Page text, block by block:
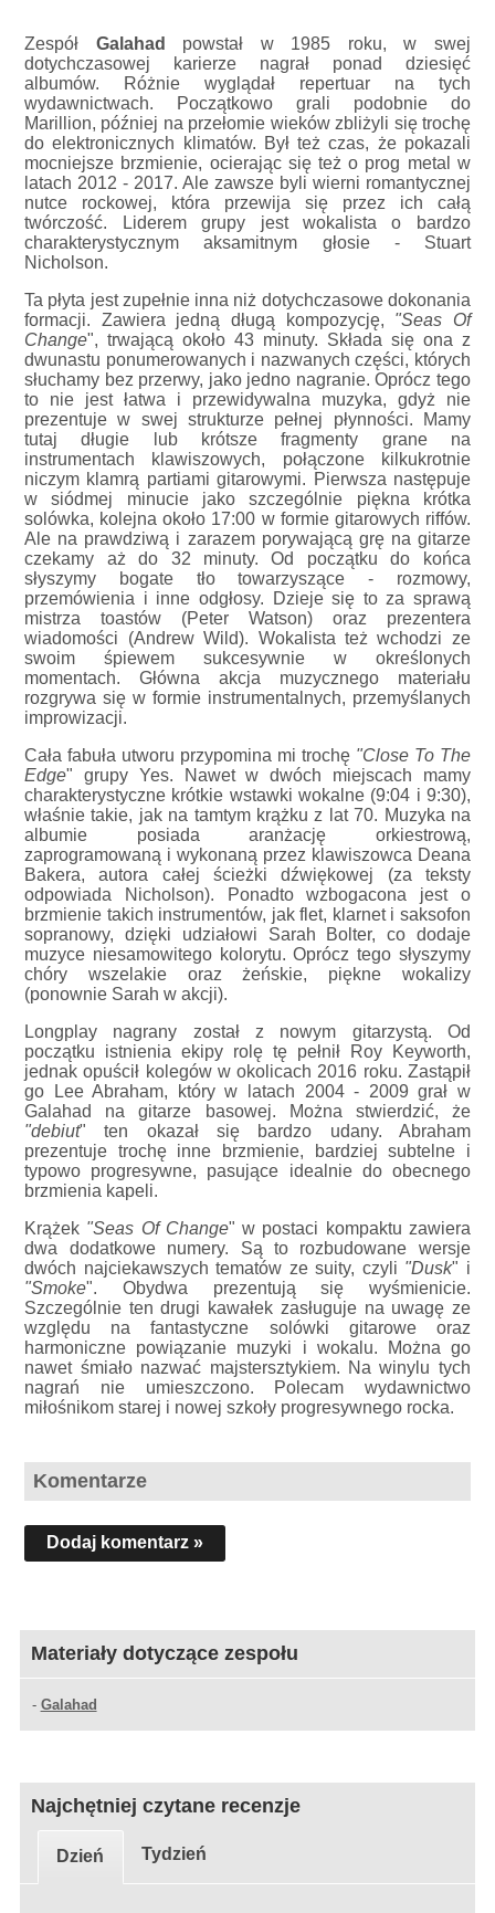
Zespół Galahad
powstał w 1985 roku, w swej
dotychczasowej karierze nagrał ponad dziesięć
albumów. Różnie wyglądał repertuar na tych
wydawnictwach. Początkowo grali podobnie do
Marillion, później na przełomie wieków zbliżyli się trochę
do elektronicznych klimatów. Był też czas, że pokazali
mocniejsze brzmienie, ocierając się też o prog metal w
latach 2012 - 2017. Ale zawsze byli wierni romantycznej
nutce rockowej, która przewija się przez ich całą
twórczość. Liderem grupy jest wokalista o bardzo
charakterystycznym aksamitnym głosie - Stuart
Nicholson.
Ta płyta jest zupełnie inna niż dotychczasowe dokonania
formacji. Zawiera jedną długą kompozycję, "Seas Of
Change", trwającą około 43 minuty. Składa się ona z
dwunastu ponumerowanych i nazwanych części, których
słuchamy bez przerwy, jako jedno nagranie. Oprócz tego
to nie jest łatwa i przewidywalna muzyka, gdyż nie
prezentuje w swej strukturze pełnej płynności. Mamy
tutaj długie lub krótsze fragmenty grane na
instrumentach klawiszowych, połączone kilkukrotnie
niczym klamrą partiami gitarowymi. Pierwsza następuje
w siódmej minucie jako szczególnie piękna krótka
solówka, kolejna około 17:00 w formie gitarowych riffów.
Ale na prawdziwą i zarazem porywającą grę na gitarze
czekamy aż do 32 minuty. Od początku do końca
słyszymy bogate tło towarzyszące - rozmowy,
przemówienia i inne odgłosy. Dzieje się to za sprawą
mistrza toastów (Peter Watson) oraz prezentera
wiadomości (Andrew Wild). Wokalista też wchodzi ze
swoim śpiewem sukcesywnie w określonych
momentach. Główna akcja muzycznego materiału
rozgrywa się w formie instrumentalnych, przemyślanych
improwizacji.
Cała fabuła utworu przypomina mi trochę "Close To The
Edge" grupy Yes. Nawet w dwóch miejscach mamy
charakterystyczne krótkie wstawki wokalne (9:04 i 9:30),
właśnie takie, jak na tamtym krążku z lat 70. Muzyka na
albumie posiada aranżację orkiestrową,
zaprogramowaną i wykonaną przez klawiszowca Deana
Bakera, autora całej ścieżki dźwiękowej (za teksty
odpowiada Nicholson). Ponadto wzbogacona jest o
brzmienie takich instrumentów, jak flet, klarnet i saksofon
sopranowy, dzięki udziałowi Sarah Bolter, co dodaje
muzyce niesamowitego kolorytu. Oprócz tego słyszymy
chóry wszelakie oraz żeńskie, piękne wokalizy
(ponownie Sarah w akcji).
Longplay nagrany został z nowym gitarzystą. Od
początku istnienia ekipy rolę tę pełnił Roy Keyworth,
jednak opuścił kolegów w okolicach 2016 roku. Zastąpił
go Lee Abraham, który w latach 2004 - 2009 grał w
Galahad na gitarze basowej. Można stwierdzić, że
"debiut" ten okazał się bardzo udany. Abraham
prezentuje trochę inne brzmienie, bardziej subtelne i
typowo progresywne, pasujące idealnie do obecnego
brzmienia kapeli.
Krążek "Seas Of Change" w postaci kompaktu zawiera
dwa dodatkowe numery. Są to rozbudowane wersje
dwóch najciekawszych tematów ze suity, czyli "Dusk" i
"Smoke". Obydwa prezentują się wyśmienicie.
Szczególnie ten drugi kawałek zasługuje na uwagę ze
względu na fantastyczne solówki gitarowe oraz
harmoniczne powiązanie muzyki i wokalu. Można go
nawet śmiało nazwać majstersztykiem. Na winylu tych
nagrań nie umieszczono. Polecam wydawnictwo
miłośnikom starej i nowej szkoły progresywnego rocka.
Komentarze
Dodaj komentarz »
Materiały dotyczące zespołu
- Galahad
Najchętniej czytane recenzje
Dzień Tydzień